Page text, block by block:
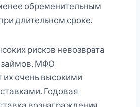
обременительным
длительном сроке.
рисков невозврата
займов, МФО
их очень высокими
Годовая
вознаграждения